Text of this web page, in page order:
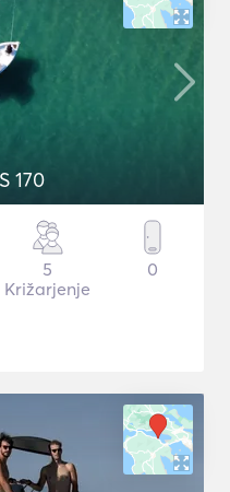
170
5
Križarjenje
0